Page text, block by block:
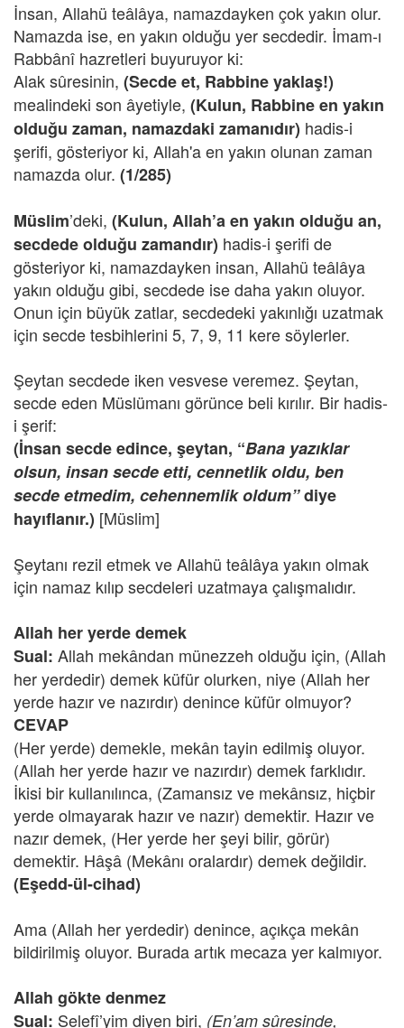
İnsan, Allahü teâlâya, namazdayken çok yakın olur.
Namazda ise, en yakın olduğu yer secdedir. İmam-ı
Rabbânî hazretleri buyuruyor ki:
Alak sûresinin, (Secde et, Rabbine yaklaş!)
mealindeki son âyetiyle, (Kulun, Rabbine en yakın
olduğu zaman, namazdaki zamanıdır) hadis-i
şerifi, gösteriyor ki, Allah'a en yakın olunan zaman
namazda olur. (1/285)
Müslim’deki, (Kulun, Allah’a en yakın olduğu an,
secdede olduğu zamandır) hadis-i şerifi de
gösteriyor ki, namazdayken insan, Allahü teâlâya
yakın olduğu gibi, secdede ise daha yakın oluyor.
Onun için büyük zatlar, secdedeki yakınlığı uzatmak
için secde tesbihlerini 5, 7, 9, 11 kere söylerler.
Şeytan secdede iken vesvese veremez. Şeytan,
secde eden Müslümanı görünce beli kırılır. Bir hadis-
i şerif:
(İnsan secde edince, şeytan, “Bana yazıklar
olsun, insan secde etti, cennetlik oldu, ben
secde etmedim, cehennemlik oldum”diye
hayıflanır.) [Müslim]
Şeytanı rezil etmek ve Allahü teâlâya yakın olmak
için namaz kılıp secdeleri uzatmaya çalışmalıdır.
Allah her yerde demek
Sual: Allah mekândan münezzeh olduğu için, (Allah
her yerdedir) demek küfür olurken, niye (Allah her
yerde hazır ve nazırdır) denince küfür olmuyor?
CEVAP
(Her yerde) demekle, mekân tayin edilmiş oluyor.
(Allah her yerde hazır ve nazırdır) demek farklıdır.
İkisi bir kullanılınca, (Zamansız ve mekânsız, hiçbir
yerde olmayarak hazır ve nazır) demektir. Hazır ve
nazır demek, (Her yerde her şeyi bilir, görür)
demektir. Hâşâ (Mekânı oralardır) demek değildir.
(Eşedd-ül-cihad)
Ama (Allah her yerdedir) denince, açıkça mekân
bildirilmiş oluyor. Burada artık mecaza yer kalmıyor.
Allah gökte denmez
Sual: Selefî’yim diyen biri, (En’am sûresinde,